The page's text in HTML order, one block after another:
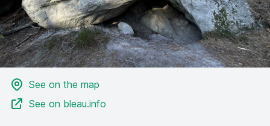
See on the map
See on bleau.info